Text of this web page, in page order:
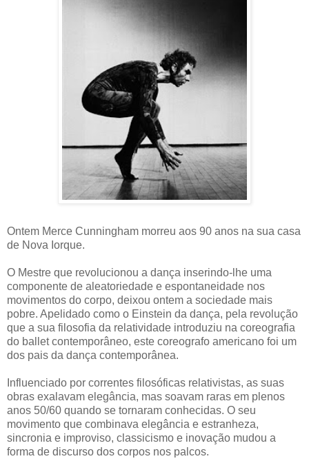
Ontem Merce Cunningham morreu aos 90 anos na sua casa
de Nova Iorque.
O Mestre que revolucionou a dança inserindo-lhe uma
componente de aleatoriedade e espontaneidade nos
movimentos do corpo, deixou ontem a sociedade mais
pobre. Apelidado como o Einstein da dança, pela revolução
que a sua filosofia da relatividade introduziu na coreografia
do ballet contemporâneo, este coreografo americano foi um
dos pais da dança contemporânea.
Influenciado por correntes filosóficas relativistas, as suas
obras exalavam elegância, mas soavam raras em plenos
anos 50/60 quando se tornaram conhecidas. O seu
movimento que combinava elegância e estranheza,
sincronia e improviso, classicismo e inovação mudou a
forma de discurso dos corpos nos palcos.